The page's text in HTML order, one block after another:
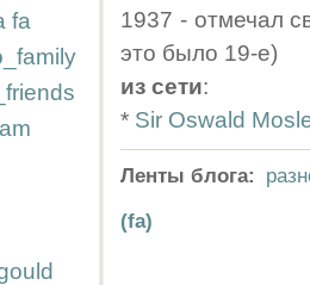
fa
1937 - отмечал
это было 19-е)
из сети:
* Sir Oswald
Ленты блога:
(fa)